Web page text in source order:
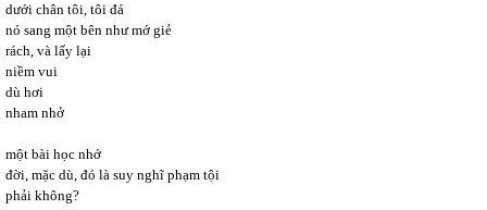
dưới chân tôi, tôi đá
nó sang một bên như mớ giẻ
rách, và lấy lại
niềm vui
dù hơi
nham nhở
một bài học nhớ
đời, mặc dù, đó là suy nghĩ phạm tội
phải không?